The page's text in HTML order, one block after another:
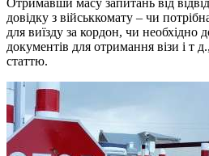
довідку з військкомату – чи
для виїзду за кордон, чи необхідно
документів для отримання візи і т
статтю.